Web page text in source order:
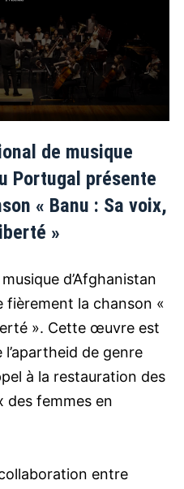
de musique
Portugal présente
« Banu : Sa voix,
»
d’Afghanistan
fièrement la chanson «
». Cette œuvre est
de genre
à la restauration des
des femmes en
entre